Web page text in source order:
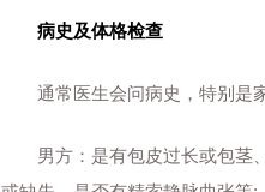
病史及体格检查
通常医生会问病史，特别是家
男方：是有包皮过长或包茎、